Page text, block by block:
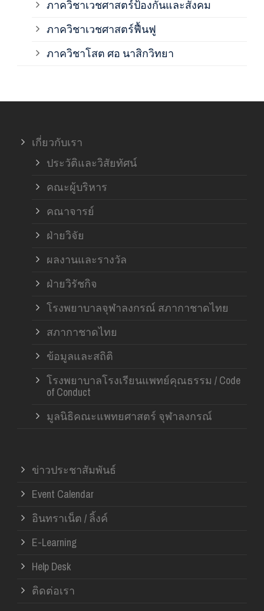
ภาควิชาเวชศาสตร์ป้องกันและสังคม
ภาควิชาเวชศาสตร์ฟื้นฟู
ภาควิชาโสต ศอ นาสิกวิทยา
เกี่ยวกับเรา
ประวัติและวิสัยทัศน์
คณะผู้บริหาร
คณาจารย์
ฝ่ายวิจัย
ผลงานและรางวัล
ฝ่ายวิรัชกิจ
โรงพยาบาลจุฬาลงกรณ์ สภากาชาดไทย
สภากาชาดไทย
ข้อมูลและสถิติ
โรงพยาบาลโรงเรียนแพทย์คุณธรรม / Code
of Conduct
มูลนิธิคณะแพทยศาสตร์ จุฬาลงกรณ์
ข่าวประชาสัมพันธ์
Event Calendar
อินทราเน็ต / ลิ้งค์
E-Learning
Help Desk
ติดต่อเรา